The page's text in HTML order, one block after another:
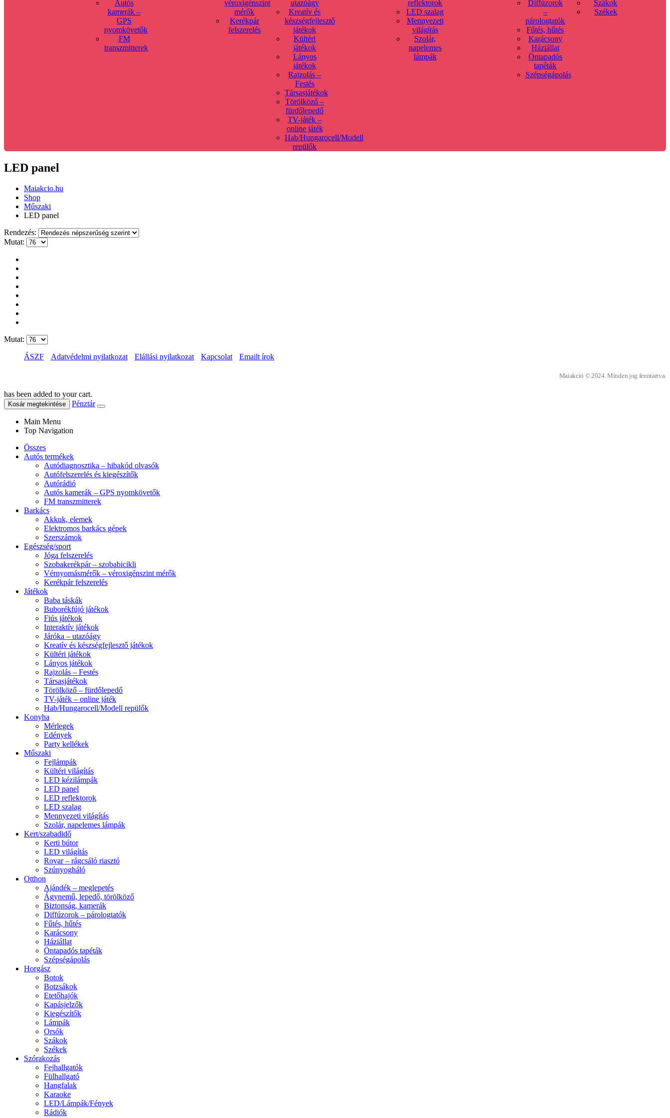
Autós
kamerák –
GPS
nyomkövetők
FM
transzmitterek
véroxigénszint
mérők
Kerékpár
felszerelés
utazóágy
Kreatív és
készségfejlesztő
játékok
Kültéri
játékok
Lányos
játékok
Rajzolás –
Festés
Társasjátékok
Törölköző –
fürdőlepedő
TV-játék –
online játék
Hab/Hungarocell/Modell
repülők
reflektorok
LED szalag
Mennyezeti
világítás
Szolár,
napelemes
lámpák
Diffúzorok
–
párologtatók
Fűtés, hűtés
Karácsony
Háziállat
Öntapadós
tapéták
Szépségápolás
Szákok
Székek
LED panel
Maiakcio.hu
Shop
Műszaki
LED panel
Rendezés:
Mutat:
Mutat:
ÁSZF Adatvédelmi nyilatkozat Elállási nyilatkozat Kapcsolat Emailt írok
Maiakció © 2024. Minden jog fenntartva.
has been added to your cart.
Kosár megtekintése Pénztár
Main Menu
Top Navigation
Összes
Autós termékek
Autódiagnosztika – hibakód olvasók
Autófelszerelés és kiegészítők
Autórádió
Autós kamerák – GPS nyomkövetők
FM transzmitterek
Barkács
Akkuk, elemek
Elektromos barkács gépek
Szerszámok
Egészség/sport
Jóga felszerelés
Szobakerékpár – szobabicikli
Vérnyomásmérők – véroxigénszint mérők
Kerékpár felszerelés
Játékok
Baba táskák
Buborékfújó játékok
Fiús játékok
Interaktív játékok
Járóka – utazóágy
Kreatív és készségfejlesztő játékok
Kültéri játékok
Lányos játékok
Rajzolás – Festés
Társasjátékok
Törölköző – fürdőlepedő
TV-játék – online játék
Hab/Hungarocell/Modell repülők
Konyha
Mérlegek
Edények
Party kellékek
Műszaki
Fejlámpák
Kültéri világítás
LED kézilámpák
LED panel
LED reflektorok
LED szalag
Mennyezeti világítás
Szolár, napelemes lámpák
Kert/szabadidő
Kerti bútor
LED világítás
Rovar – rágcsáló riasztó
Szúnyogháló
Otthon
Ajándék – meglepetés
Ágynemű, lepedő, törölköző
Biztonság, kamerák
Diffúzorok – párologtatók
Fűtés, hűtés
Karácsony
Háziállat
Öntapadós tapéták
Szépségápolás
Horgász
Botok
Botzsákok
Etetőhajók
Kapásjelzők
Kiegészítők
Lámpák
Orsók
Szákok
Székek
Szórakozás
Fejhallgatók
Fülhallgató
Hangfalak
Karaoke
LED/Lámpák/Fények
Rádiók